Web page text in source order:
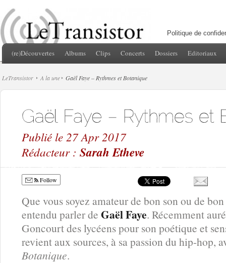
Politique de
(re)Découvertes Albums Clips Concerts Dossiers Editoriaux
LeTransistor A la une Gaël Faye – Rythmes et Botanique
Publié le 27 Apr 2017
Rédacteur : Sarah Etheve
Follow
Que vous soyez amateur de bon son ou de
entendu parler de Gaël Faye. Récemment
Goncourt des lycéens pour son poétique et
revient aux sources, à sa passion du hip-hop,
Botanique.